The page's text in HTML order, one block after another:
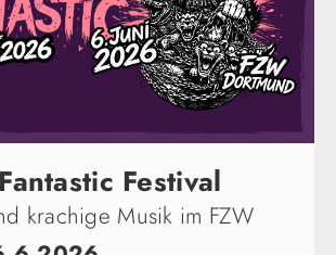
Festival
krachige Musik im FZW